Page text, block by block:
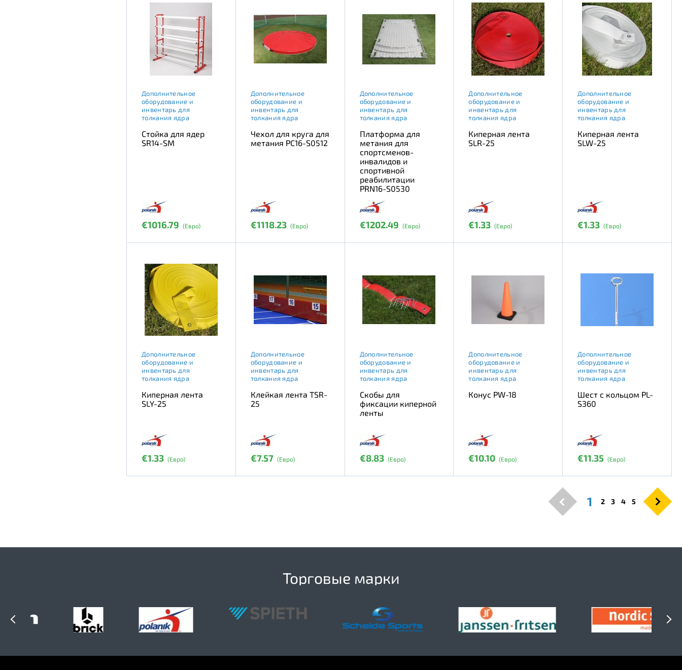
Дополнительное
оборудование и
инвентарь для
толкания ядра
Стойка для ядер
SR14-SM
€1016.79 (Евро)
Дополнительное
оборудование и
инвентарь для
толкания ядра
Чехол для круга для
метания PC16-S0512
€1118.23 (Евро)
Дополнительное
оборудование и
инвентарь для
толкания ядра
Платформа для
метания для
спортсменов-
инвалидов и
спортивной
реабилитации
PRN16-S0530
€1202.49 (Евро)
Дополнительное
оборудование и
инвентарь для
толкания ядра
Киперная лента
SLR-25
€1.33 (Евро)
Дополнительное
оборудование и
инвентарь для
толкания ядра
Киперная лента
SLW-25
€1.33 (Евро)
Дополнительное
оборудование и
инвентарь для
толкания ядра
Киперная лента
SLY-25
€1.33 (Евро)
Дополнительное
оборудование и
инвентарь для
толкания ядра
Клейкая лента TSR-
25
€7.57 (Евро)
Дополнительное
оборудование и
инвентарь для
толкания ядра
Скобы для
фиксации киперной
ленты
€8.83 (Евро)
Дополнительное
оборудование и
инвентарь для
толкания ядра
Конус PW-18
€10.10 (Евро)
Дополнительное
оборудование и
инвентарь для
толкания ядра
Шест с кольцом PL-
S360
€11.35 (Евро)
1 2 3 4 5
Торговые марки